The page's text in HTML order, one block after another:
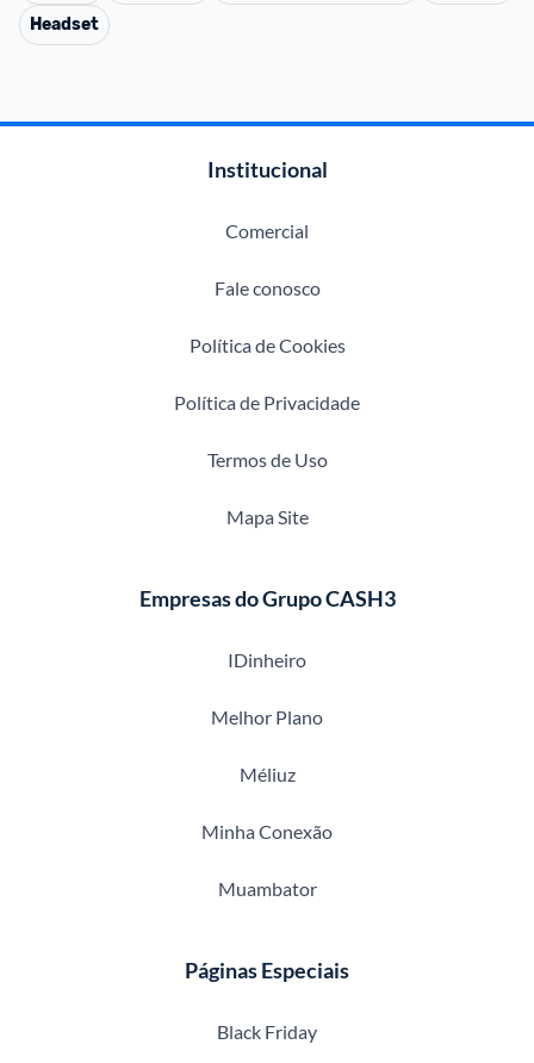
Headset
Institucional
Comercial
Fale conosco
Política de Cookies
Política de Privacidade
Termos de Uso
Mapa Site
Empresas do Grupo CASH3
IDinheiro
Melhor Plano
Méliuz
Minha Conexão
Muambator
Páginas Especiais
Black Friday